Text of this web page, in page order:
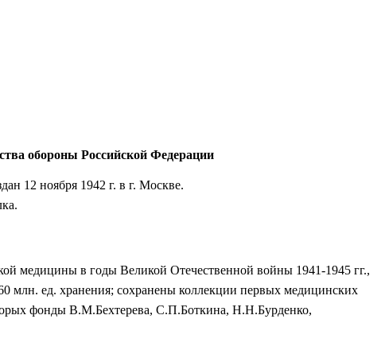
обороны Российской Федерации
1 2 ноября 1942 г. в г. Москве.
медицины в годы Великой Отечественной войны 1941-1945 гг.,
млн. ед. хранения; сохранены коллекции первых медицинских
фонды В.М.Бехтерева, С.П.Боткина, Н.Н.Бурденко,